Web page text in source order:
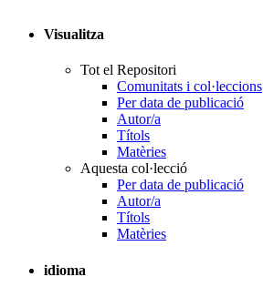
Visualitza
Tot el Repositori
Comunitats i col·leccions
Per data de publicació
Autor/a
Títols
Matèries
Aquesta col·lecció
Per data de publicació
Autor/a
Títols
Matèries
idioma